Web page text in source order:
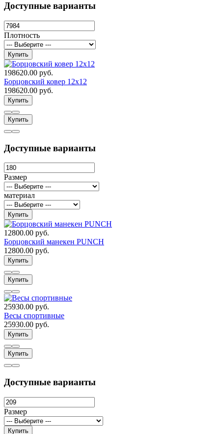
Доступные варианты
Плотность
Купить
198620.00 руб.
Борцовский ковер 12х12
198620.00 руб.
Купить
Купить
Доступные варианты
Размер
материал
Купить
12800.00 руб.
Борцовский манекен PUNCH
12800.00 руб.
Купить
Купить
25930.00 руб.
Весы спортивные
25930.00 руб.
Купить
Купить
Доступные варианты
Размер
Купить